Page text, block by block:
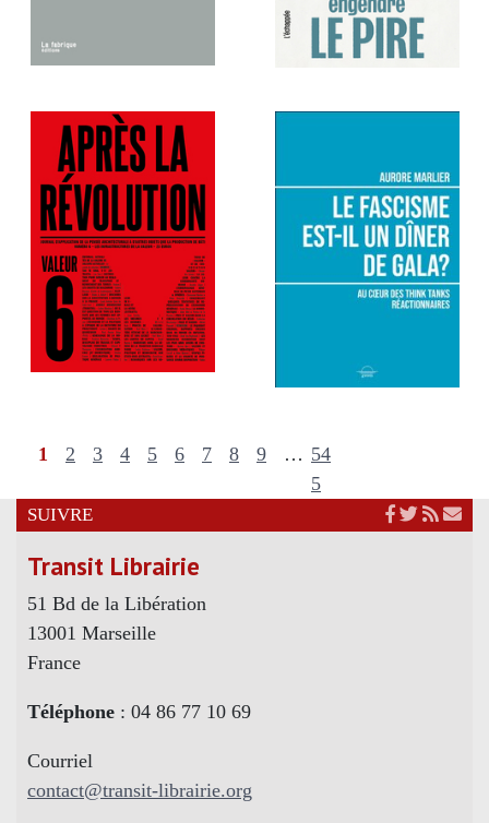
1 2 3 4 5 6 7 8 9 … 54
5
SUIVRE
Transit Librairie
51 Bd de la Libération
13001 Marseille
France
Téléphone : 04 86 77 10 69
Courriel
contact@transit-librairie.org